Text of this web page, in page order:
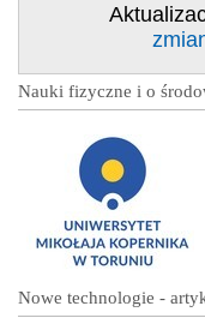
Nauki fizyczne i o
Nowe technologie -